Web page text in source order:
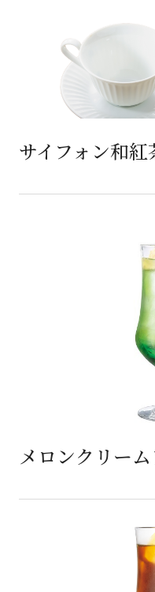
サイフォン和
メロンクリー